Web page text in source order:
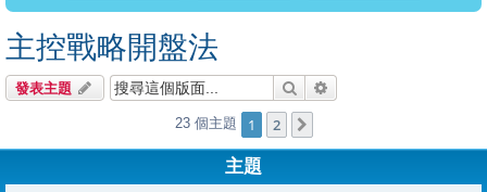
主控戰略開盤法
發表主題 搜尋
23 個主題 1 2
主題